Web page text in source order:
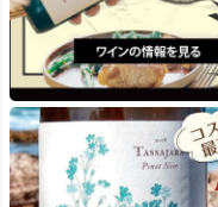
ン・クリーク・ワイナリ
ーの共同経営を通じて、
ワイン造りの基礎を一か
ら学び、1980年に独
立。スタッグス・リー
プ・ディストリクトで初
のカベルネ・ソーヴィニ
ヨンを収穫し、ボブ・レ
ヴィと共に自身のワイン